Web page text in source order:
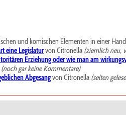
und komischen Elementen in einer
eine Legislaturvon Citronella (ziemlich neu,
Erziehung oder wie man am
(noch gar keine Kommentare)
Abgesangvon Citronella (selten